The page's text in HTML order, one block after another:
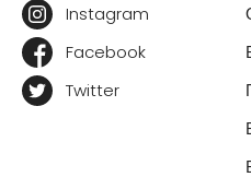
Instagram
Facebook
Twitter